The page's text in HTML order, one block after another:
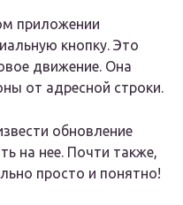
приложении
кнопку. Это
движение. Она
от адресной строки.
обновление
на нее. Почти также,
просто и понятно!